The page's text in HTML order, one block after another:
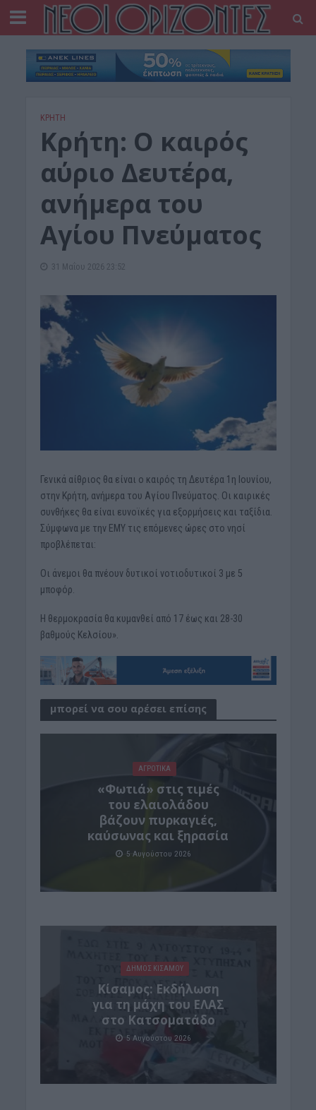
ΚΡΗΤΗ
Κρήτη: Ο καιρός
αύριο Δευτέρα,
ανήμερα του
Αγίου Πνεύματος
31 Μαΐου 2026 23:52
Γενικά αίθριος θα είναι ο καιρός τη Δευτέρα 1η Ιουνίου,
στην Κρήτη, ανήμερα του Αγίου Πνεύματος. Οι καιρικές
συνθήκες θα είναι ευνοϊκές για εξορμήσεις και ταξίδια.
Σύμφωνα με την ΕΜΥ τις επόμενες ώρες στο νησί
προβλέπεται:
Οι άνεμοι θα πνέουν δυτικοί νοτιοδυτικοί 3 με 5
μποφόρ.
Η θερμοκρασία θα κυμανθεί από 17 έως και 28-30
βαθμούς Κελσίου».
μπορεί να σου αρέσει επίσης
ΑΓΡΟΤΙΚΑ
«Φωτιά» στις τιμές
του ελαιολάδου
βάζουν πυρκαγιές,
καύσωνας και ξηρασία
5 Αυγούστου 2026
ΔΉΜΟΣ ΚΙΣΆΜΟΥ
Κίσαμος: Εκδήλωση
για τη μάχη του ΕΛΑΣ
στο Κατσοματάδο
5 Αυγούστου 2026